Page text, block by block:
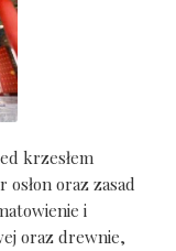
krzesłem
oraz zasad
i
oraz drewnie,